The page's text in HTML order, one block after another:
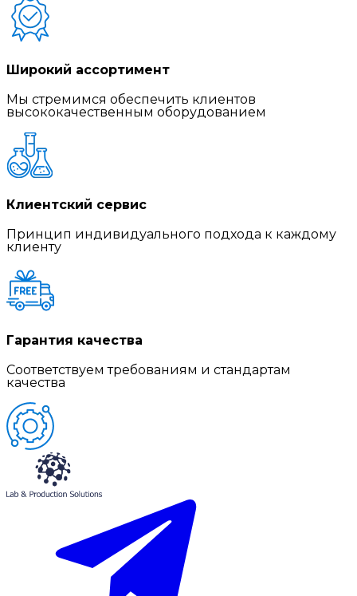
Широкий ассортимент
Мы стремимся обеспечить клиентов
высококачественным оборудованием
Клиентский сервис
Принцип индивидуального подхода к каждому
клиенту
Гарантия качества
Соответствуем требованиям и стандартам
качества